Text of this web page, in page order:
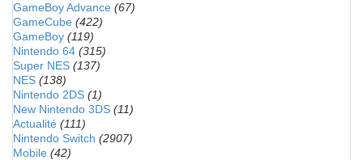
GameBoy Advance (67)
GameCube (422)
GameBoy (119)
Nintendo 64 (315)
Super NES (137)
NES (138)
Nintendo 2DS (1)
New Nintendo 3DS (11)
Actualité (111)
Nintendo Switch (2907)
Mobile (42)